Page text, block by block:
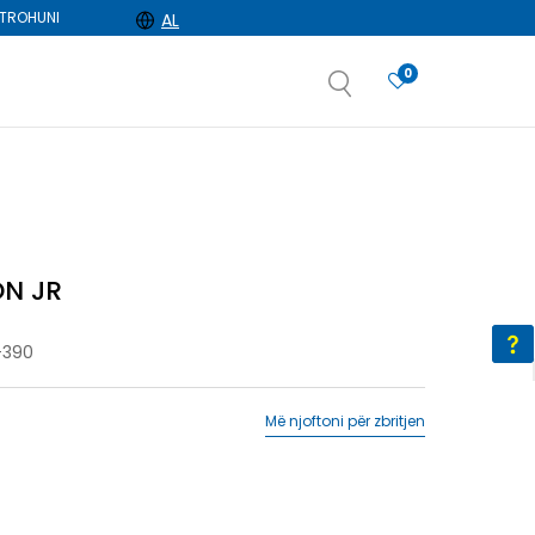
AL
0
JR
Më njoftoni për zbritjen